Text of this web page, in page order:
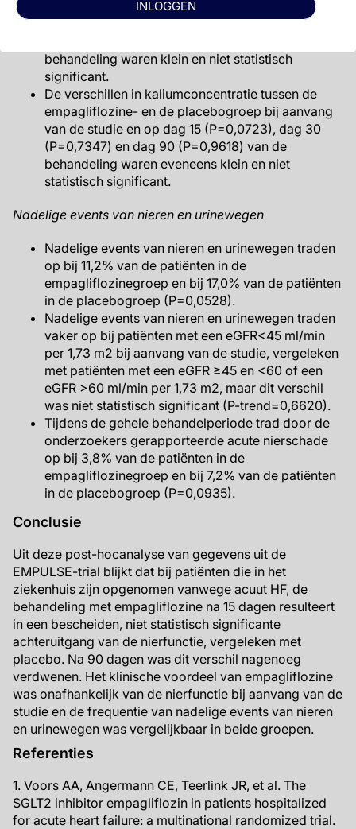
INLOGGEN
empagliflozine- en de placebogroep bij aanvang
van de studie en op dag 15 (P=0,0503), dag 30
behandeling waren klein en niet statistisch
significant.
De verschillen in kaliumconcentratie tussen de
empagliflozine- en de placebogroep bij aanvang
van de studie en op dag 15 (P=0,0723), dag 30
(P=0,7347) en dag 90 (P=0,9618) van de
behandeling waren eveneens klein en niet
statistisch significant.
Nadelige events van nieren en urinewegen
Nadelige events van nieren en urinewegen traden
op bij 11,2% van de patiënten in de
empagliflozinegroep en bij 17,0% van de patiënten
in de placebogroep (P=0,0528).
Nadelige events van nieren en urinewegen traden
vaker op bij patiënten met een eGFR<45 ml/min
per 1,73 m2 bij aanvang van de studie, vergeleken
met patiënten met een eGFR ≥45 en <60 of een
eGFR >60 ml/min per 1,73 m2, maar dit verschil
was niet statistisch significant (P-trend=0,6620).
Tijdens de gehele behandelperiode trad door de
onderzoekers gerapporteerde acute nierschade
op bij 3,8% van de patiënten in de
empagliflozinegroep en bij 7,2% van de patiënten
in de placebogroep (P=0,0935).
Conclusie
Uit deze post-hocanalyse van gegevens uit de
EMPULSE-trial blijkt dat bij patiënten die in het
ziekenhuis zijn opgenomen vanwege acuut HF, de
behandeling met empagliflozine na 15 dagen resulteert
in een bescheiden, niet statistisch significante
achteruitgang van de nierfunctie, vergeleken met
placebo. Na 90 dagen was dit verschil nagenoeg
verdwenen. Het klinische voordeel van empagliflozine
was onafhankelijk van de nierfunctie bij aanvang van de
studie en de frequentie van nadelige events van nieren
en urinewegen was vergelijkbaar in beide groepen.
Referenties
1. Voors AA, Angermann CE, Teerlink JR, et al. The
SGLT2 inhibitor empagliflozin in patients hospitalized
for acute heart failure: a multinational randomized trial.